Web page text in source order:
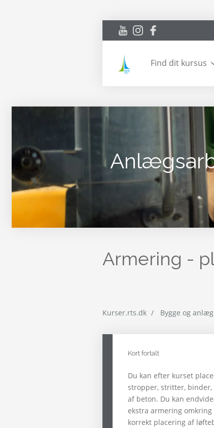
Find dit kursus
Armering -
Kurser.rts.dk Bygge og anlæg
Kort fortalt
Du kan efter kurset
stropper, stritter,
af beton. Du kan
ekstra armering
korrekt placering af